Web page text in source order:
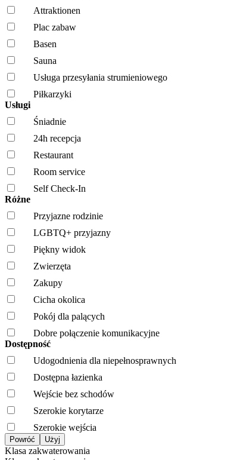
Attraktionen
Plac zabaw
Basen
Sauna
Usługa przesyłania strumieniowego
Piłkarzyki
Usługi
Śniadnie
24h recepcja
Restaurant
Room service
Self Check-In
Różne
Przyjazne rodzinie
LGBTQ+ przyjazny
Piękny widok
Zwierzęta
Zakupy
Cicha okolica
Pokój dla palących
Dobre połączenie komunikacyjne
Dostępność
Udogodnienia dla niepełnosprawnych
Dostępna łazienka
Wejście bez schodów
Szerokie korytarze
Szerokie wejścia
Klasa zakwaterowania